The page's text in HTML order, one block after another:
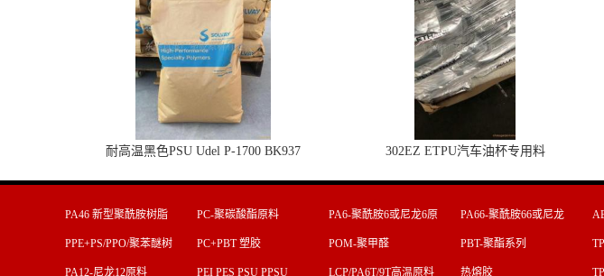
耐高温黑色PSU Udel P-1700 BK937 302EZ ETPU汽车油杯专用料
PA46 新型聚酰胺树脂 PC-聚碳酸酯原料
PA6-聚酰胺6或尼龙6原
料
PA66-聚酰胺66或尼龙
66原料
PPE+PS/PPO/聚苯醚树
脂
PC+PBT 塑胶 POM-聚甲醛 PBT-聚酯系列
PA12-尼龙12原料 PEI PES PSU PPSU LCP/PA6T/9T高温原料 热熔胶